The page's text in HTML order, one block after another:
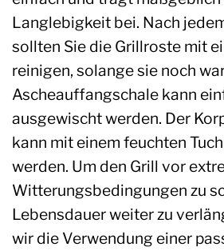
Langlebigkeit bei. Nach
sollten Sie die Grillroste mit
reinigen, solange sie noch
Ascheauffangschale kann
ausgewischt werden. Der
kann mit einem feuchten
werden. Um den Grill vor
Witterungsbedingungen zu
Lebensdauer weiter zu
wir die Verwendung einer